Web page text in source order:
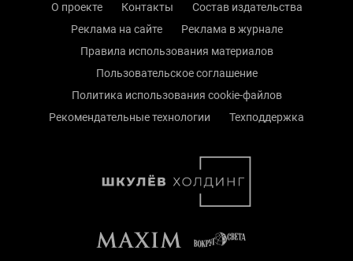
О проекте Контакты
Состав издательства
Реклама на сайте
Реклама в журнале
Правила использования материалов
Пользовательское соглашение
Политика использования cookie-файлов
Рекомендательные технологии
Техподдержка